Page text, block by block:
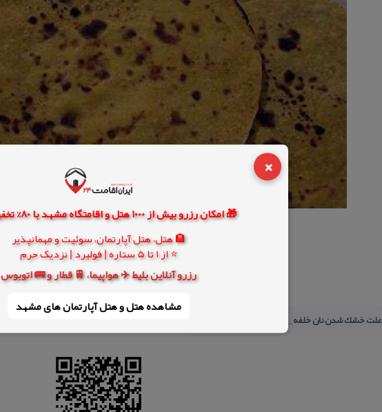
×
🎁 امکان رزرو بیش از 1000 هتل و اقامتگاه مشهد با 80% تخفیف واقعی
🏨 هتل، هتل آپارتمان، سوئیت و مهمانپذیر
⭐ از 1 تا 5 ستاره | فولبرد | نزدیک حرم
رزرو آنلاین بلیط ✈️ هواپیما، 🚆 قطار و 🚌 اتوبوس
مشاهده هتل و هتل‌ آپارتمان های مشهد
علت خشك شدن نان خلفه __ طرز تهیه نان خلفه بدون كدو